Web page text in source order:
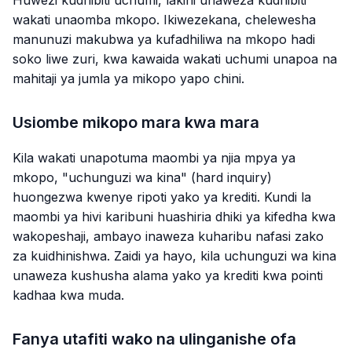
wakati unaomba mkopo. Ikiwezekana, chelewesha
manunuzi makubwa ya kufadhiliwa na mkopo hadi
soko liwe zuri, kwa kawaida wakati uchumi unapoa na
mahitaji ya jumla ya mikopo yapo chini.
Usiombe mikopo mara kwa mara
Kila wakati unapotuma maombi ya njia mpya ya
mkopo, "uchunguzi wa kina" (hard inquiry)
huongezwa kwenye ripoti yako ya krediti. Kundi la
maombi ya hivi karibuni huashiria dhiki ya kifedha kwa
wakopeshaji, ambayo inaweza kuharibu nafasi zako
za kuidhinishwa. Zaidi ya hayo, kila uchunguzi wa kina
unaweza kushusha alama yako ya krediti kwa pointi
kadhaa kwa muda.
Fanya utafiti wako na ulinganishe ofa